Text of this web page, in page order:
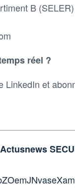
B
réel ?
LinkedIn et